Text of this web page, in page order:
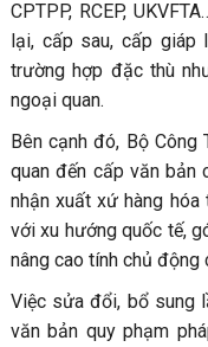
CPTPP, RCEP,
lại, cấp sau, cấp giáp
trường hợp đặc thù
ngoại quan.
Bên cạnh đó, Bộ
quan đến cấp văn bản
nhận xuất xứ hàng
với xu hướng quốc tế,
nâng cao tính chủ động
Việc sửa đổi, bổ sung
văn bản quy phạm